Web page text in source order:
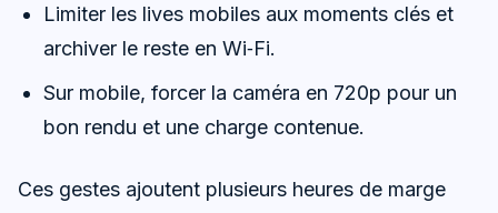
Limiter les lives mobiles aux moments clés et
archiver le reste en Wi‑Fi.
Sur mobile, forcer la caméra en 720p pour un
bon rendu et une charge contenue.
Ces gestes ajoutent plusieurs heures de marge